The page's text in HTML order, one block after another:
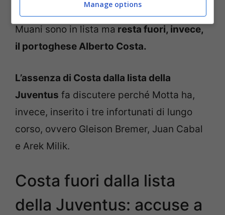
Lloyd Kelly, Renato Veiga e Randal Kolo
Muani sono in lista ma resta fuori, invece,
il portoghese Alberto Costa.
L’assenza di Costa dalla lista della
Juventus fa discutere perché Motta ha,
invece, inserito i tre infortunati di lungo
corso, ovvero Gleison Bremer, Juan Cabal
e Arek Milik.
Costa fuori dalla lista
della Juventus: accuse a
Manage options